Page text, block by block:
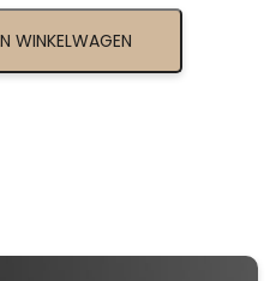
WINKELWAGEN